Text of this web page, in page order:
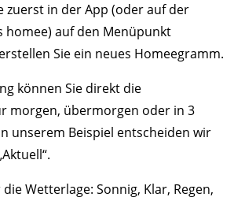
zuerst in der App (oder auf der
homee) auf den Menüpunkt
Sie ein neues Homeegramm.
können Sie direkt die
morgen, übermorgen oder in 3
unserem Beispiel entscheiden wir
Wetterlage: Sonnig, Klar, Regen,